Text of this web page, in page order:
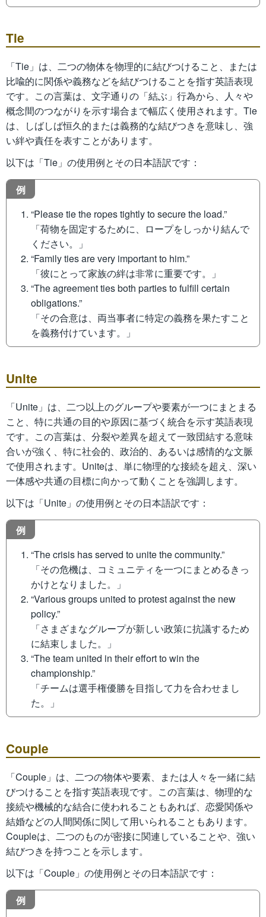
Tie
「Tie」は、二つの物体を物理的に結びつけること、または
比喩的に関係や義務などを結びつけることを指す英語表現
です。この言葉は、文字通りの「結ぶ」行為から、人々や
概念間のつながりを示す場合まで幅広く使用されます。Tie
は、しばしば恒久的または義務的な結びつきを意味し、強
い絆や責任を表すことがあります。
以下は「Tie」の使用例とその日本語訳です：
例
“Please tie the ropes tightly to secure the load.”
「荷物を固定するために、ロープをしっかり結んで
ください。」
“Family ties are very important to him.”
「彼にとって家族の絆は非常に重要です。」
“The agreement ties both parties to fulfill certain
obligations.”
「その合意は、両当事者に特定の義務を果たすこと
を義務付けています。」
Unite
「Unite」は、二つ以上のグループや要素が一つにまとまる
こと、特に共通の目的や原因に基づく統合を示す英語表現
です。この言葉は、分裂や差異を超えて一致団結する意味
合いが強く、特に社会的、政治的、あるいは感情的な文脈
で使用されます。Uniteは、単に物理的な接続を超え、深い
一体感や共通の目標に向かって動くことを強調します。
以下は「Unite」の使用例とその日本語訳です：
例
“The crisis has served to unite the community.”
「その危機は、コミュニティを一つにまとめるきっ
かけとなりました。」
“Various groups united to protest against the new
policy.”
「さまざまなグループが新しい政策に抗議するため
に結束しました。」
“The team united in their effort to win the
championship.”
「チームは選手権優勝を目指して力を合わせまし
た。」
Couple
「Couple」は、二つの物体や要素、または人々を一緒に結
びつけることを指す英語表現です。この言葉は、物理的な
接続や機械的な結合に使われることもあれば、恋愛関係や
結婚などの人間関係に関して用いられることもあります。
Coupleは、二つのものが密接に関連していることや、強い
結びつきを持つことを示します。
以下は「Couple」の使用例とその日本語訳です：
例